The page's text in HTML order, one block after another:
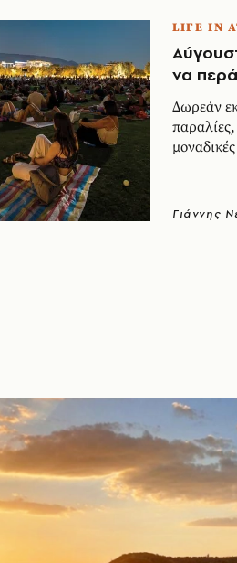
LIFE IN
να
Δωρεάν
Γιάννης